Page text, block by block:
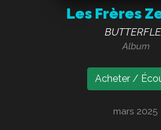
Les Frères
Album
Acheter /
mars 2025